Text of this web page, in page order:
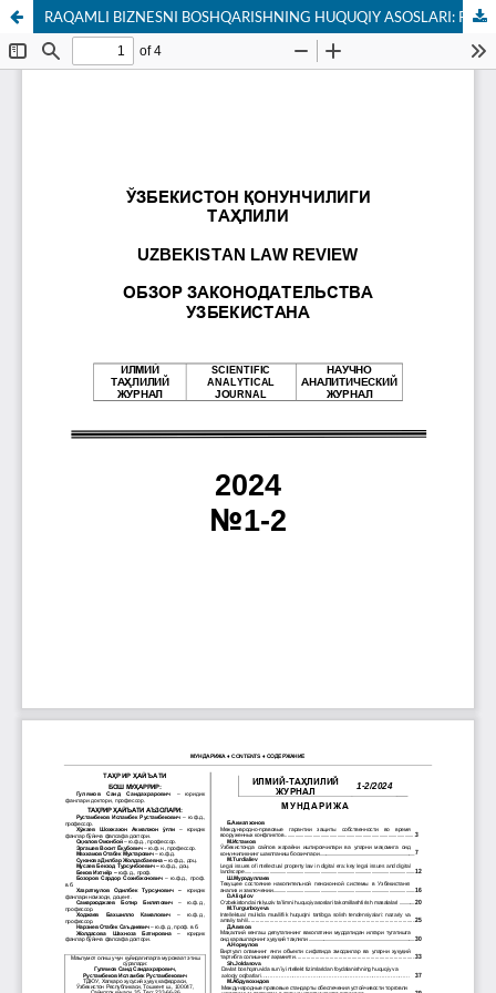
RAQAMLI BIZNESNI BOSHQARISHNING HUQUQIY ASOSLARI: RAQAMLI TRANSFORMATSIYA DAVRIDA MUAMMOLAR VA IMKONIYATLAR